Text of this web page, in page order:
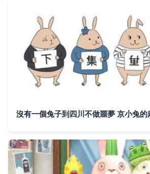
沒有一個兔子到四川不做噩夢 京小兔